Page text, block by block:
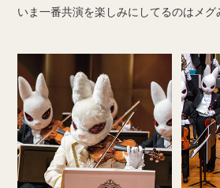
いま一番共演を楽しみにしてるのはメグ